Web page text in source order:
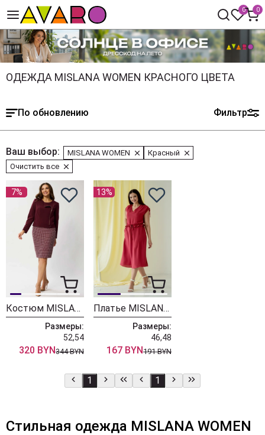
0 0
ОДЕЖДА MISLANA WOMEN КРАСНОГО ЦВЕТА
По обновлению Фильтр
Ваш выбор: MISLANA WOMEN
Красный
Очистить все
7%
Костюм MISLANA WOMEN 1127 бордо
Размеры:
52,54
320 BYN344 BYN
13%
Платье MISLANA WOMEN 665 красный
Размеры:
46,48
167 BYN191 BYN
1 1
Стильная одежда MISLANA WOMEN